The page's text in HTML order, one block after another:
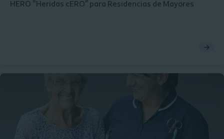
HERO "Heridas cERO” para Residencias de Mayores